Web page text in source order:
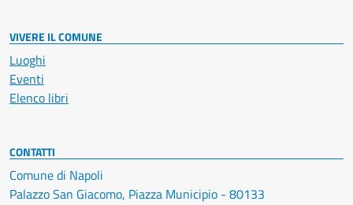
VIVERE IL COMUNE
Luoghi
Eventi
Elenco libri
CONTATTI
Comune di Napoli
Palazzo San Giacomo, Piazza Municipio - 80133